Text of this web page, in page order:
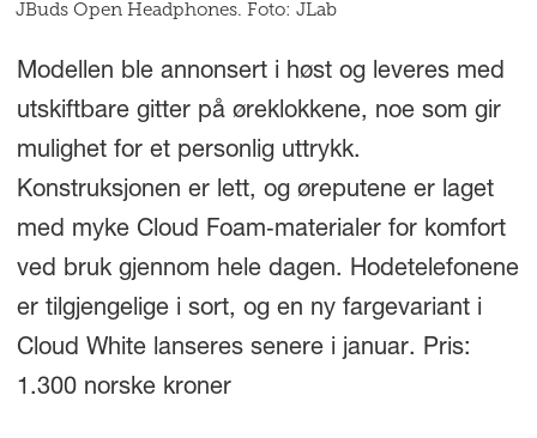
JBuds Open Headphones. Foto: JLab
Modellen ble annonsert i høst og leveres med
utskiftbare gitter på øreklokkene, noe som gir
mulighet for et personlig uttrykk.
Konstruksjonen er lett, og øreputene er laget
med myke Cloud Foam‑materialer for komfort
ved bruk gjennom hele dagen. Hodetelefonene
er tilgjengelige i sort, og en ny fargevariant i
Cloud White lanseres senere i januar. Pris:
1.300 norske kroner